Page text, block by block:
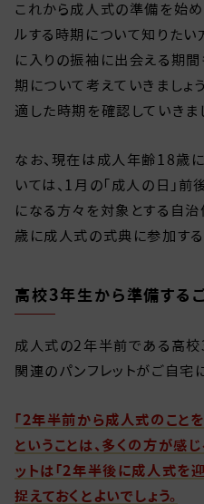
これから成人式の準備を始
ルする時期について知りたい
に入りの振袖に出会える期
期について考えていきましょ
適した時期を確認していきまし
なお、現在は成人年齢18歳
いては、1月の「成人の日」
になる方々を対象とする自治
歳に成人式の式典に参加する
高校3年生から準備する
成人式の2年半前である高校
関連のパンフレットがご自宅
「2年半前から成人式のこと
ということは、多くの方が感
ットは「2年半後に成人式を
捉えておくとよいでしょう。